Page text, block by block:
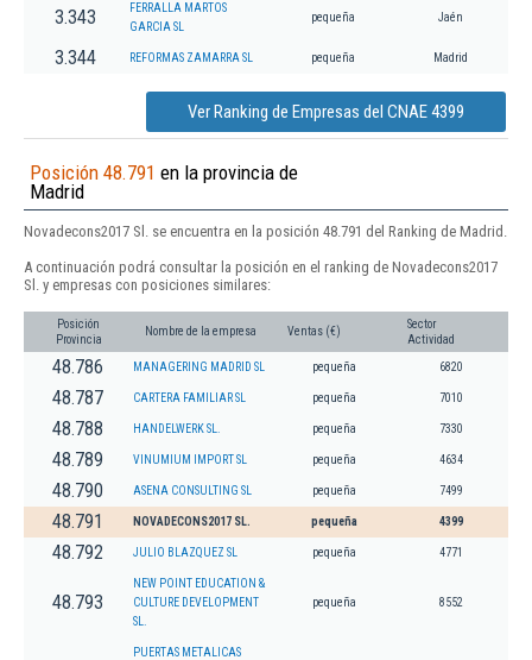
3.343
FERRALLA MARTOS
GARCIA SL
pequeña Jaén
3.344 REFORMAS ZAMARRA SL pequeña Madrid
Ver Ranking de Empresas del CNAE 4399
Posición 48.791 en la provincia de
Madrid
Novadecons2017 Sl. se encuentra en la posición 48.791 del Ranking de Madrid.
A continuación podrá consultar la posición en el ranking de Novadecons2017
Sl. y empresas con posiciones similares:
Posición
Provincia
Nombre de la empresa Ventas (€)
Sector
Actividad
48.786 MANAGERING MADRID SL pequeña 6820
48.787 CARTERA FAMILIAR SL pequeña 7010
48.788 HANDELWERK SL. pequeña 7330
48.789 VINUMIUM IMPORT SL pequeña 4634
48.790 ASENA CONSULTING SL pequeña 7499
48.791 NOVADECONS2017 SL. pequeña 4399
48.792 JULIO BLAZQUEZ SL pequeña 4771
48.793
NEW POINT EDUCATION &
CULTURE DEVELOPMENT
SL.
pequeña 8552
PUERTAS METALICAS